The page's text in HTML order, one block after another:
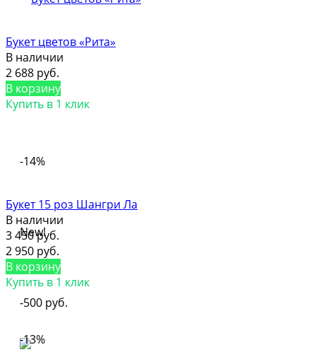
Букет цветов «Рита»
В наличии
2 688 руб.
В корзину
Купить в 1 клик
-14%
New!
-500 руб.
Букет 15 роз Шангри Ла
В наличии
3 450 руб.
2 950 руб.
В корзину
Купить в 1 клик
-13%